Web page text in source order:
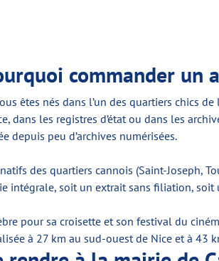
commander un
êtes nés dans l’un des quartiers chics
dans les registres d’état ou dans les
depuis peu d’archives numérisées.
des quartiers cannois (Saint-Joseph,
intégrale, soit un extrait sans filiation, soit
pour sa croisette et son festival du
à 27 km au sud-ouest de Nice et à 43